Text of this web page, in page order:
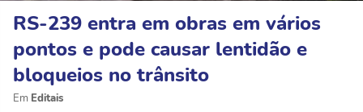
RS-239 entra em obras em vários
pontos e pode causar lentidão e
bloqueios no trânsito
Editais